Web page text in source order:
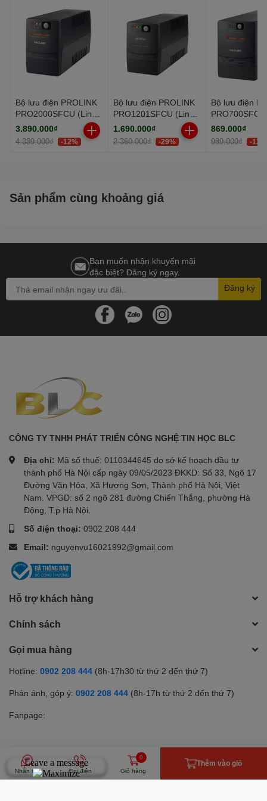
Tần số nguồn vào: Dải tần số
50/60 Hz (40 ~ 70 Hz)
Bộ lưu điện PROLINK
PRO2000SFCU (Line
Interactive/
2000VA/1200W)
3.890.000₫
4.389.000₫ -12%
Bộ lưu điện PROLINK
PRO1201SFCU (Line
Interactive/
1200VA/600W)
1.690.000₫
2.360.000₫ -29%
Bộ lưu điện
PRO700SFC
Interactive/
650VA/360W)
869.000₫
989.000₫ -13%
Sản phẩm cùng khoảng giá
Bạn muốn nhận khuyến mãi
đặc biệt? Đăng ký ngay.
Đăng ký
CÔNG TY TNHH PHÁT TRIỂN CÔNG NGHỆ TIN HỌC BLC
Địa chỉ: Mã số thuế: 0110344645 do sở kế hoạch đầu tư
thành phố Hà Nội cấp ngày 09/05/2023 ĐKKD: Số 33, Ngõ 17
Đường Văn Hóa, Xã Hương Sơn, Thành phố Hà Nội, Việt
Nam. VPGD: số 2 ngõ 281 đường Chiến Thắng, phường Hà
Đông, T.p Hà Nội.
Số điện thoại: 0902 208 444
Email: nguyenvu16021992@gmail.com
Hỗ trợ khách hàng
Chính sách
Gọi mua hàng
Hotline: 0902 208 444 (8h-17h30 từ thứ 2 đến thứ 7)
Phản ánh, góp ý: 0902 208 444 (8h-17h từ thứ 2 đến thứ 7)
Fanpage:
Phương thức thanh toán
Nhắn tin Gọi điện
0
Giỏ hàng
Thêm vào giỏ